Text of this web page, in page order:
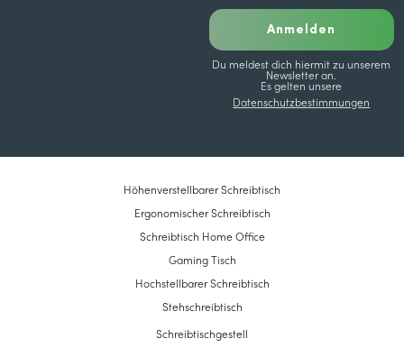
Anmelden
Du meldest dich hiermit zu unserem
Newsletter an.
Es gelten unsere
Datenschutzbestimmungen
Höhenverstellbarer Schreibtisch
Ergonomischer Schreibtisch
Schreibtisch Home Office
Gaming Tisch
Hochstellbarer Schreibtisch
Stehschreibtisch
Schreibtischgestell